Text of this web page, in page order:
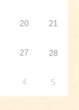
20 21
27 28
4 5